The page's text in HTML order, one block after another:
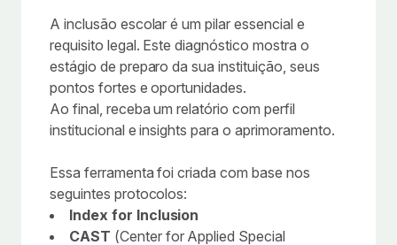
A inclusão escolar é um pilar essencial e
requisito legal. Este diagnóstico mostra o
estágio de preparo da sua instituição, seus
pontos fortes e oportunidades.
Ao final, receba um relatório com perfil
institucional e insights para o aprimoramento.
Essa ferramenta foi criada com base nos
seguintes protocolos:
Index for Inclusion
CAST (Center for Applied Special